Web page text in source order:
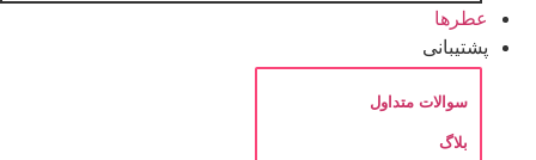
عطرها
پشتیبانی
سوالات متداول
بلاگ